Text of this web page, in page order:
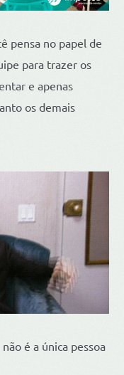
pensa no papel de
para trazer os
e apenas
os demais
é a única pessoa